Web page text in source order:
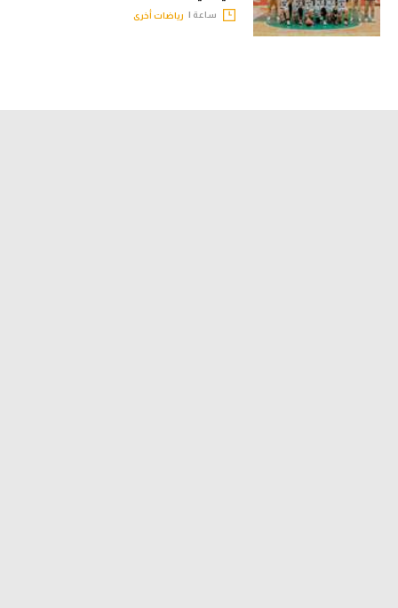
ساعة | رياضات أخرى